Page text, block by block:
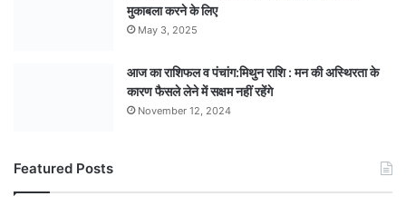
मुकाबला करने के लिए
May 3, 2025
आज का राशिफल व पंचांग:मिथुन राशि : मन की अस्थिरता के
कारण फैसले लेने में सक्षम नहीं रहेंगे
November 12, 2024
Featured Posts